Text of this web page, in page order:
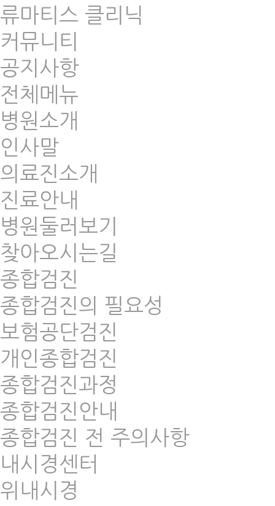
류마티스 클리닉
커뮤니티
공지사항
전체메뉴
병원소개
인사말
의료진소개
진료안내
병원둘러보기
찾아오시는길
종합검진
종합검진의 필요성
보험공단검진
개인종합검진
종합검진과정
종합검진안내
종합검진 전 주의사항
내시경센터
위내시경